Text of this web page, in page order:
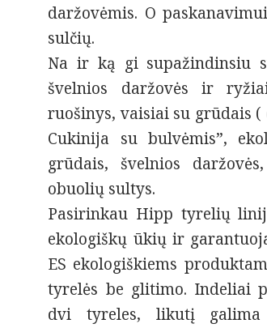
daržovėmis. O
sulčių.
Na ir ką gi supažindinsiu
švelnios daržovės ir
ruošinys, vaisiai su grūdais
Cukinija su bulvėmis”,
grūdais, švelnios
obuolių sultys.
Pasirinkau Hipp tyrelių
ekologiškų ūkių ir
ES ekologiškiems
tyrelės be glitimo. Indeliai
dvi tyreles, likutį